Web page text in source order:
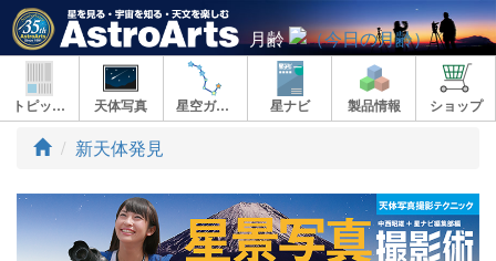
月齢
トピックス 天体写真 星空ガイド 星ナビ 製品情報 ショップ
ト
プ
新天体発見